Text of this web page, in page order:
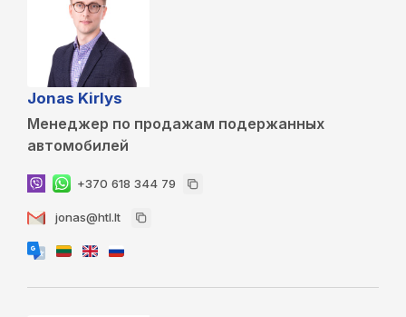
Jonas Kirlys
Менеджер по продажам подержанных
автомобилей
+370 618 344 79
jonas@htl.lt